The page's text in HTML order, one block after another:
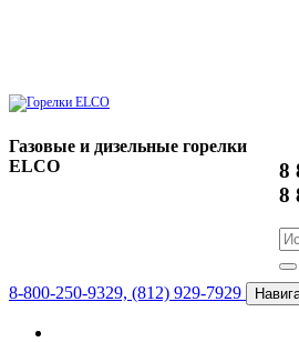
Газовые и дизельные горелки
ELCO
8
8
8-800-250-9329, (812) 929-7929